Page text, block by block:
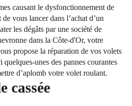
causant le dysfonctionnement de
vous lancer dans l’achat d’un
les dégâts par une société de
dans la Côte-d'Or, votre
propose la réparation de vos volets
unes des pannes courantes
d’aplomb votre volet roulant.
cassée